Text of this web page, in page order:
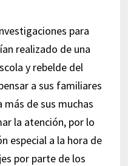
para
realizado de una
y rebelde del
a sus familiares
más de sus muchas
la atención, por lo
especial a la hora de
por parte de los